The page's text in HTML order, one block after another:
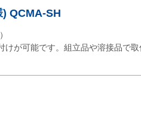
QCMA-SH
けが可能です。組立品や溶接品で取